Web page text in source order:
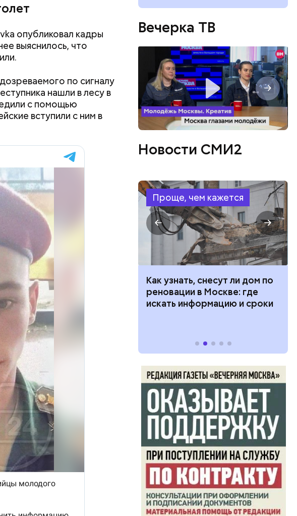
опубликовал кадры
выяснилось, что
по сигналу
нашли в лесу в
с помощью
вступили с ним в
Вечерка ТВ
Новости СМИ2
Проще, чем кажется
Как получить до 100 тысяч
от государства при
ситуации: кто может
и какие нужны
документы
Как узнать, снесут ли дом по
реновации в Москве: где
искать информацию и сроки